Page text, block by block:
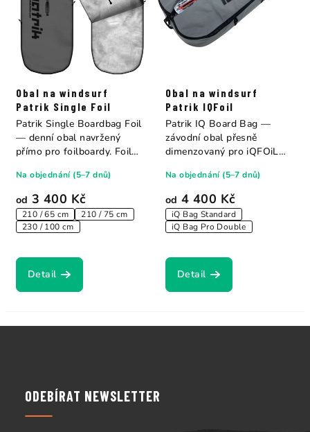
Obal na windsurf
Patrik Single Foil
od 3 400 Kč
210 / 65 cm
210 / 75 cm
230 / 100 cm
Na objednání (5–7 dnů)
Detail
Patrik Single Boardbag Foil
— denní obal navržený
přímo pro foilboardy. Foil
Obal na windsurf
Patrik IQFoil
od 4 400 Kč
iQ Bag Standard
iQ Bag Pro Double
Na objednání (5–7 dnů)
Detail
Patrik IQ Board Bag —
závodní obal přesně
dimenzovaný pro iQFOiL
ODEBÍRAT NEWSLETTER